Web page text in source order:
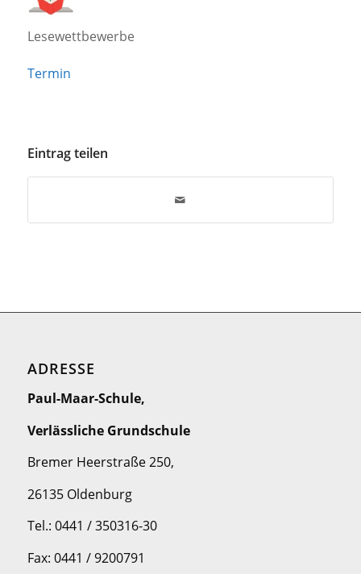
Lesewettbewerbe
Termin
Eintrag teilen
ADRESSE
Paul-Maar-Schule,
Verlässliche Grundschule
Bremer Heerstraße 250,
26135 Oldenburg
Tel.: 0441 / 350316-30
Fax: 0441 / 9200791